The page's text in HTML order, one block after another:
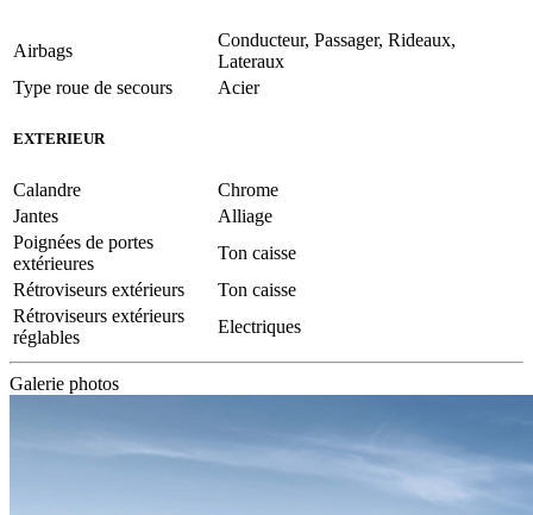
Airbags
Conducteur, Passager, Rideaux,
Lateraux
Type roue de secours
Acier
EXTERIEUR
Calandre
Chrome
Jantes
Alliage
Poignées de portes
extérieures
Ton caisse
Rétroviseurs extérieurs
Ton caisse
Rétroviseurs extérieurs
réglables
Electriques
Galerie photos